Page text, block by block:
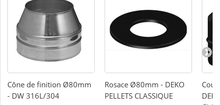
Cône de finition Ø80mm
- DW 316L/304
Rosace Ø80mm - DEKO
PELLETS CLASSIQUE